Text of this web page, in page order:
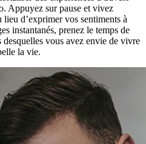
Appuyez sur pause et vivez
d’exprimer vos sentiments à
instantanés, prenez le temps de
vous avez envie de vivre
la vie.